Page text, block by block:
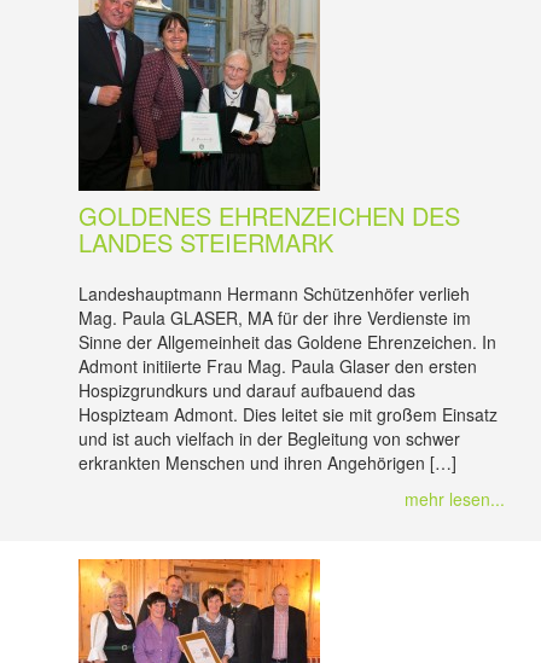
GOLDENES EHRENZEICHEN DES
LANDES STEIERMARK
Landeshauptmann Hermann Schützenhöfer verlieh
Mag. Paula GLASER, MA für der ihre Verdienste im
Sinne der Allgemeinheit das Goldene Ehrenzeichen. In
Admont initiierte Frau Mag. Paula Glaser den ersten
Hospizgrundkurs und darauf aufbauend das
Hospizteam Admont. Dies leitet sie mit großem Einsatz
und ist auch vielfach in der Begleitung von schwer
erkrankten Menschen und ihren Angehörigen […]
mehr lesen...